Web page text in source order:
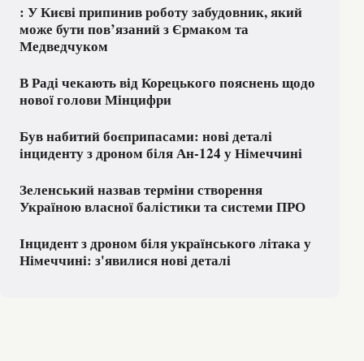
: У Києві припинив роботу забудовник, який
може бути пов’язаний з Єрмаком та
Медведчуком
В Раді чекають від Корецького пояснень щодо
нової голови Мінцифри
Був набитий боєприпасами: нові деталі
інциденту з дроном біля Ан-124 у Німеччині
Зеленський назвав терміни створення
Україною власної балістики та системи ПРО
Інцидент з дроном біля українського літака у
Німеччині: з'явилися нові деталі